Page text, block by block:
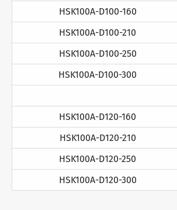
HSK100A-D100-160
HSK100A-D100-210
HSK100A-D100-250
HSK100A-D100-300
HSK100A-D120-160
HSK100A-D120-210
HSK100A-D120-250
HSK100A-D120-300